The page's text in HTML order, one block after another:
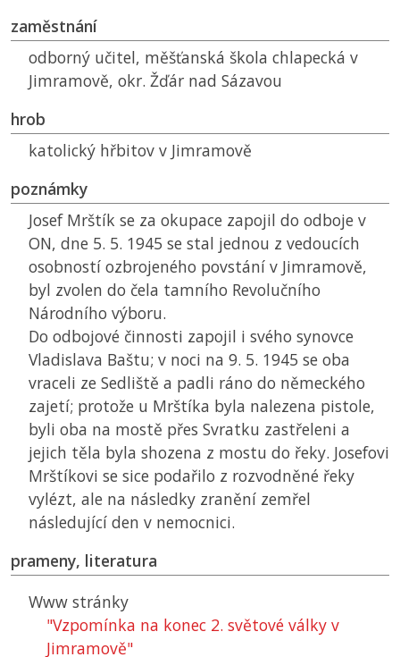
zaměstnání
odborný učitel, měšťanská škola chlapecká v
Jimramově, okr. Žďár nad Sázavou
hrob
katolický hřbitov v Jimramově
poznámky
Josef Mrštík se za okupace zapojil do odboje v
ON, dne 5. 5. 1945 se stal jednou z vedoucích
osobností ozbrojeného povstání v Jimramově,
byl zvolen do čela tamního Revolučního
Národního výboru.
Do odbojové činnosti zapojil i svého synovce
Vladislava Baštu; v noci na 9. 5. 1945 se oba
vraceli ze Sedliště a padli ráno do německého
zajetí; protože u Mrštíka byla nalezena pistole,
byli oba na mostě přes Svratku zastřeleni a
jejich těla byla shozena z mostu do řeky. Josefovi
Mrštíkovi se sice podařilo z rozvodněné řeky
vylézt, ale na následky zranění zemřel
následující den v nemocnici.
prameny, literatura
Www stránky
"Vzpomínka na konec 2. světové války v
Jimramově"